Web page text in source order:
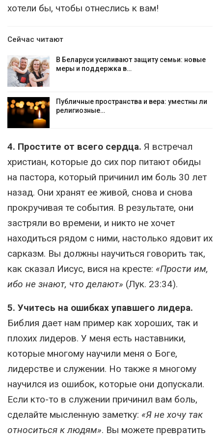
хотели бы, чтобы отнеслись к вам!
Сейчас читают
В Беларуси усиливают защиту семьи: новые
меры и поддержка в…
Публичные пространства и вера: уместны ли
религиозные…
4. Простите от всего сердца. Я встречал
христиан, которые до сих пор питают обиды
на пастора, который причинил им боль 30 лет
назад. Они хранят ее живой, снова и снова
прокручивая те события. В результате, они
застряли во времени, и никто не хочет
находиться рядом с ними, настолько ядовит их
сарказм. Вы должны научиться говорить так,
как сказал Иисус, вися на кресте: «Прости им,
ибо не знают, что делают» (Лук. 23:34).
5. Учитесь на ошибках упавшего лидера.
Библия дает нам пример как хороших, так и
плохих лидеров. У меня есть наставники,
которые многому научили меня о Боге,
лидерстве и служении. Но также я многому
научился из ошибок, которые они допускали.
Если кто-то в служении причинил вам боль,
сделайте мысленную заметку: «Я не хочу так
относиться к людям». Вы можете превратить